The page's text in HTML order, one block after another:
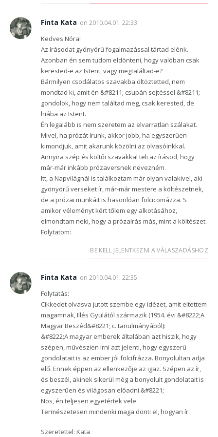
Finta Kata on 2010.04.01. 22:33
Kedves Nóra!
Az írásodat gyönyörű fogalmazással tártad elénk.
Azonban én sem tudom eldönteni, hogy valóban csak
kerested-e az Istent, vagy megtaláltad-e?
Bármilyen csodálatos szavakba öltöztetted, nem
mondtad ki, amit én &#8211; csupán sejtéssel &#8211;
gondolok, hogy nem találtad meg, csak kerested, de
hiába az Istent.
Én legalább is nem szeretem az elvarratlan szálakat.
Mivel, ha prózát írunk, akkor jobb, ha egyszerűen
kimondjuk, amit akarunk közölni az olvasóinkkal.
Annyira szép és költői szavakkal teli az írásod, hogy
már-már inkább prózaversnek nevezném.
Itt, a Napvilágnál is találkoztam már olyan valakivel, aki
gyönyörű verseket ír, már-már mestere a költészetnek,
de a prózai munkáit is hasonlóan fölcicomázza. S
amikor véleményt kért tőlem egy alkotásához,
elmondtam neki, hogy a prózaírás más, mint a költészet.
Folytatom:
BE KELL JELENTKEZNI A VÁLASZADÁSHOZ
Finta Kata on 2010.04.01. 22:35
Folytatás:
Cikkedet olvasva jutott szembe egy idézet, amit eltettem
magamnak, Illés Gyulától származik (1954. évi &#8222;A
Magyar Beszéd&#8221; c. tanulmányából):
&#8222;A magyar emberek általában azt hiszik, hogy
szépen, művészien írni azt jelenti, hogy egyszerű
gondolatait is az ember jól fölcifrázza. Bonyolultan adja
elő. Ennek éppen az ellenkezője az igaz. Szépen az ír,
és beszél, akinek sikerül még a bonyolult gondolatait is
egyszerűen és világosan előadni.&#8221;
Nos, én teljesen egyetértek vele.
Természetesen mindenki maga dönti el, hogyan ír.
Szeretettel: Kata